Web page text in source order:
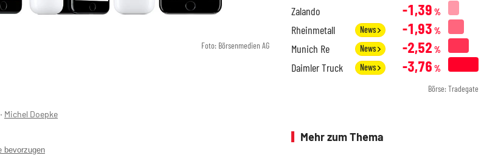
Foto: Börsenmedien AG
‧ Michel Doepke
bevorzugen
Zalando -1,39 %
Rheinmetall News -1,93 %
Munich Re News -2,52 %
Daimler Truck News -3,76 %
Börse: Tradegate
Mehr zum Thema